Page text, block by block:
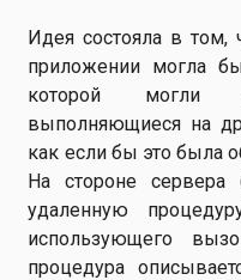
Идея состояла в том,
приложении могла
которой могли
выполняющиеся на
как если бы это была
На стороне сервера
удаленную
использующего
процедура